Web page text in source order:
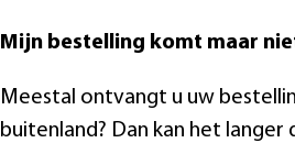
Mijn bestelling komt maar
Meestal ontvangt u uw
buitenland? Dan kan het